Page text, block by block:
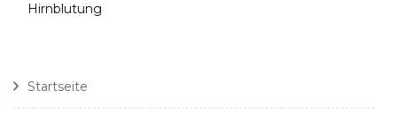
Hirnblutung
Startseite